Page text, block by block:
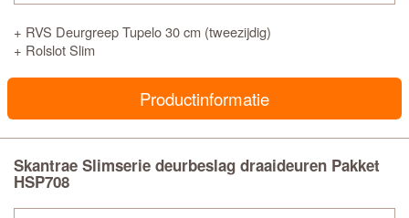
+ RVS Deurgreep Tupelo 30 cm (tweezijdig)
+ Rolslot Slim
Productinformatie
Skantrae Slimserie deurbeslag draaideuren Pakket
HSP708